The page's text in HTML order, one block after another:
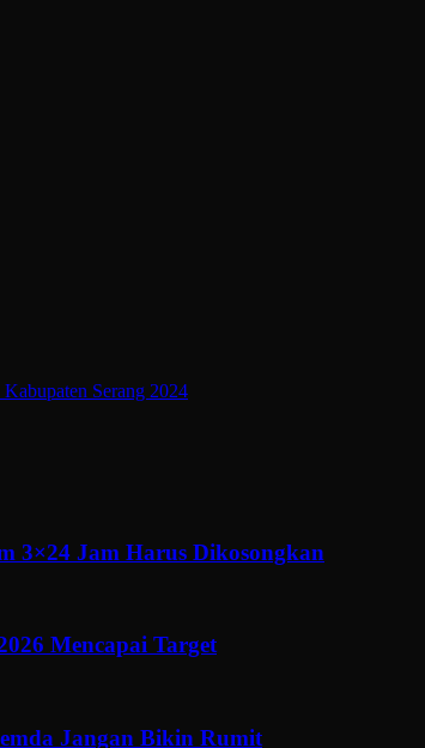
Serang 2024
3×24 Jam Harus Dikosongkan
Mencapai Target
Jangan Bikin Rumit